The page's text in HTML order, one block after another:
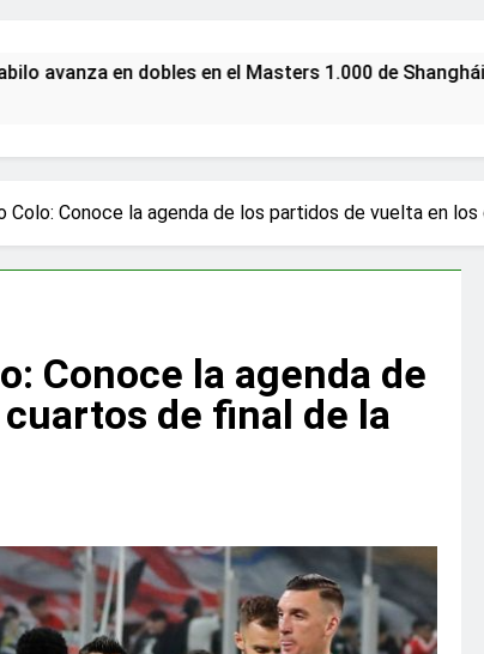
en dobles en el Masters 1.000 de Shanghái con
Colo: Conoce la agenda de los partidos de vuelta en
Conoce la agenda de
de final de la